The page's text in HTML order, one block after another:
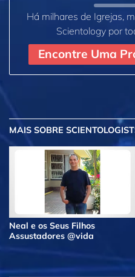
Há milhares de Igrejas,
Scientology por
Encontre Uma
MAIS SOBRE
Neal e os Seus Filhos
Assustadores @vida